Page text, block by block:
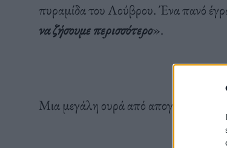
πυραμίδα του Λούβρου. Ένα πανό
να ζήσουμε περισσότερο».
Μια μεγάλη ουρά από